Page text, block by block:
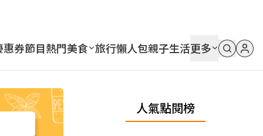
惠券節目熱門美食 旅行懶人包親子生活更多
人氣點閱榜